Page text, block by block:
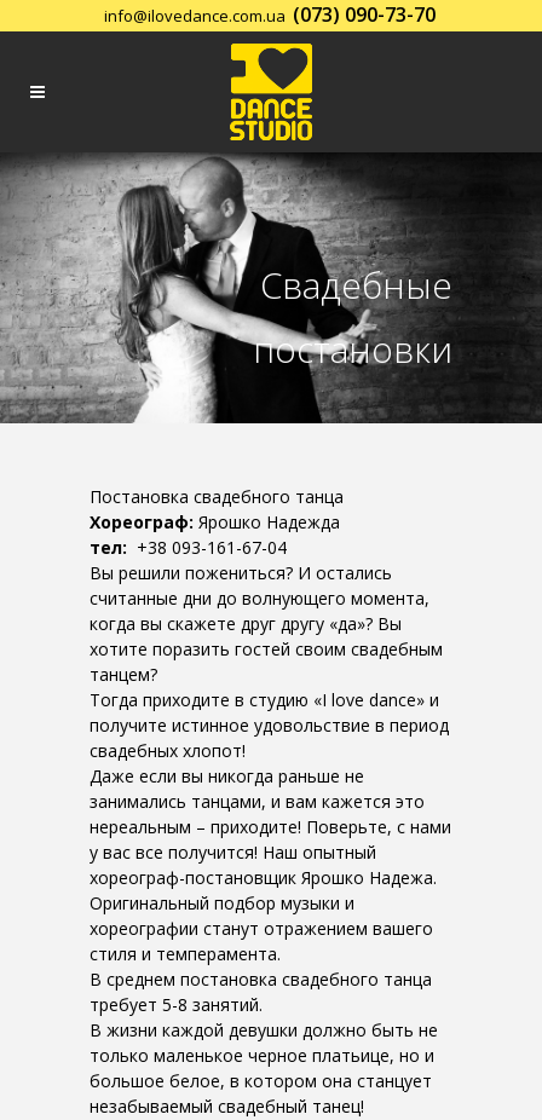
info@ilovedance.com.ua (073) 090-73-70
Заказать обратный звонок
Свадебные
постановки
Постановка свадебного танца
Хореограф: Ярошко Надежда
тел: +38 093-161-67-04
Вы решили пожениться? И остались
считанные дни до волнующего момента,
когда вы скажете друг другу «да»? Вы
хотите поразить гостей своим свадебным
танцем?
Тогда приходите в студию «I love dance» и
получите истинное удовольствие в период
свадебных хлопот!
Даже если вы никогда раньше не
занимались танцами, и вам кажется это
нереальным – приходите! Поверьте, с нами
у вас все получится! Наш опытный
хореограф-постановщик Ярошко Надежа.
Оригинальный подбор музыки и
хореографии станут отражением вашего
стиля и темперамента.
В среднем постановка свадебного танца
требует 5-8 занятий.
В жизни каждой девушки должно быть не
только маленькое черное платьице, но и
большое белое, в котором она станцует
незабываемый свадебный танец!